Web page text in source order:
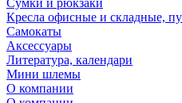
Сумки и рюкзаки
Кресла офисные и складные,
Самокаты
Аксессуары
Литература, календари
Мини шлемы
О компании